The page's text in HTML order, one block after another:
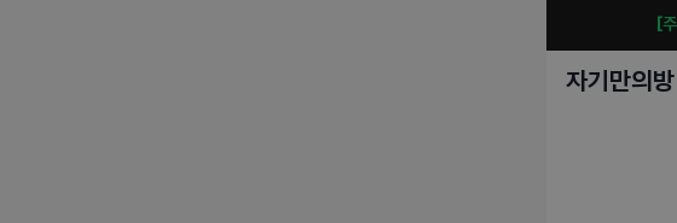
[
자기만의방